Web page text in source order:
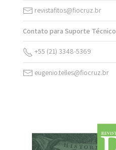
revistafitos@fiocruz.br
Contato para Suporte Técnico
+55 (21) 3348-5369
eugenio.telles@fiocruz.br